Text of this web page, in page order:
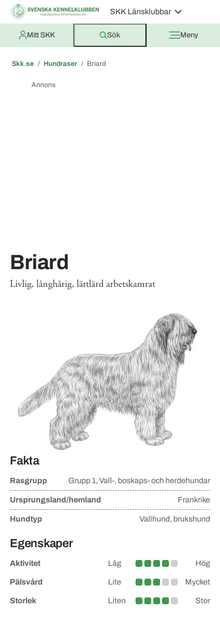
SKK Länsklubbar
Mitt SKK Sök Meny
Skk.se Hundraser Briard
Annons
Briard
Livlig, långhårig, lättlärd arbetskamrat
Fakta
Rasgrupp Grupp 1, Vall-, boskaps- och herdehundar
Ursprungsland/hemland Frankrike
Hundtyp Vallhund, brukshund
Egenskaper
Aktivitet Låg
Medelhög
Hög
Pälsvård Lite
Medel
Mycket
Storlek Liten
Medelstor
Stor